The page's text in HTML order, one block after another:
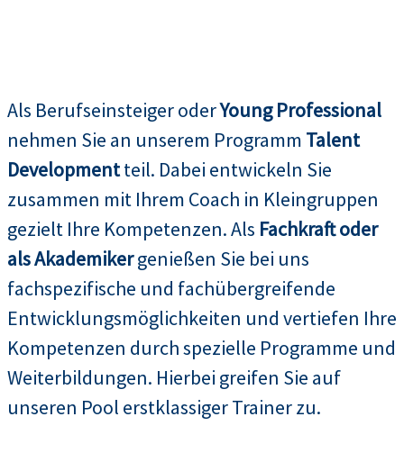
Als Berufseinsteiger oderYoung Professional
nehmen Sie an unserem Programm Talent
Developmentteil. Dabei entwickeln Sie
zusammen mit Ihrem Coach in Kleingruppen
gezielt Ihre Kompetenzen. Als Fachkraft oder
als Akademikergenießen Sie bei uns
fachspezifische und fachübergreifende
Entwicklungsmöglichkeiten und vertiefen Ihre
Kompetenzen durch spezielle Programme und
Weiterbildungen. Hierbei greifen Sie auf
unseren Pool erstklassiger Trainer zu.